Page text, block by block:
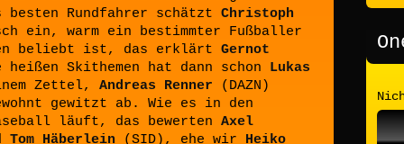
besten Rundfahrer schätzt Christoph
ein, warm ein bestimmter Fußballer
beliebt ist, das erklärt Gernot
Skithemen hat dann schon Lukas
Zettel, Andreas Renner (DAZN)
gewitzt ab. Wie es in den
läuft, das bewerten Axel
Tom Häberlein (SID), ehe wir Heiko